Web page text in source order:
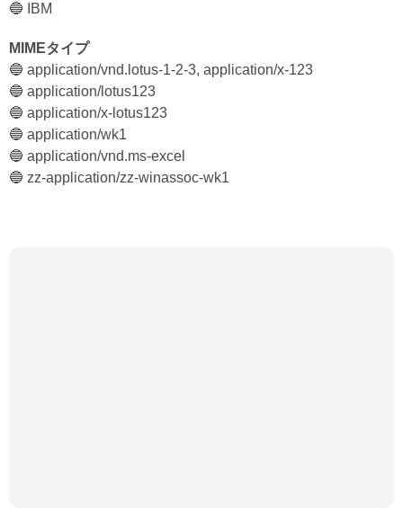
🔵 IBM
MIMEタイプ
🔵 application/vnd.lotus-1-2-3, application/x-123
🔵 application/lotus123
🔵 application/x-lotus123
🔵 application/wk1
🔵 application/vnd.ms-excel
🔵 zz-application/zz-winassoc-wk1